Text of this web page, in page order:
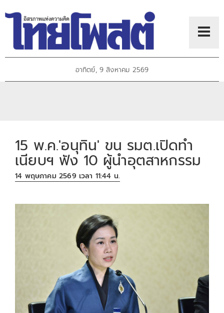
อาทิตย์, 9 สิงหาคม 2569
15 พ.ค.'อนุทิน' ขน รมต.เปิดทำ
เนียบฯ ฟัง 10 ผู้นำอุตสาหกรรม
14 พฤษภาคม 2569 เวลา 11:44 น.